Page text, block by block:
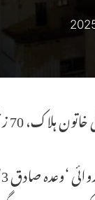
ہلاک، 70 زخمی